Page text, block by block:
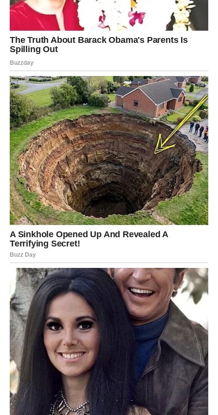
održavanju zdravlja očiju, kože i sluzokože.
Dunja je takođe izvor vlakana koja pomažu u regulaciji
varenja, što se pokazalo posebno korisnim za osobe koje pate
od zatvora.
Uključivanje dunje u ishranu može pomoći u održavanju
zdrave probave i promovisanju uravnotežene crevne flore.
Dobro poznata osobina dunje je njeno blago, prirodno
antiseptičko svojstvo. Kada se priprema kao čajevi, džemovi ili
sokovi, dunja može ublažiti iritaciju grla i smanjiti kašalj. Ova
karakteristika čini dunju posebno korisnom tokom hladnijih
meseci, kada su prehlade i respiratorne infekcije češće.
Važno je napomenuti da je dunja bogata antioksidansima, koji
mogu pomoći u ublažavanju oksidativnog stresa u telu. Ovaj
oksidativni stres je faktor koji doprinosi nastanku nekoliko
hroničnih bolesti, uključujući kardiovaskularne bolesti,
dijabetes i određene vrste raka. Sa svojim antioksidativnim
karakteristikama, dunja igra ulogu u borbi protiv ovih štetnih
uticaja.
Dunja pozitivno doprinosi kardiovaskularnom zdravlju
pomažući u smanjenju nivoa štetnog holesterola i
poboljšavajući cirkulaciju. Ovaj efekat se uglavnom pripisuje
pektinu, supstanci prisutnoj u dunji, koja je ključna za
snižavanje koncentracije LDL (lošeg) holesterola u krvotoku,
čime se smanjuje verovatnoća srčanih oboljenja.
Koji je postupak za proizvodnju soka od dunje? Sok od dunje
služi kao odlično sredstvo za ostvarivanje njegovih brojnih
zdravstvenih prednosti. Metod pripreme je jednostavan, dajući
rezultate koji su i osvežavajući i hranljivi. U nastavku su
navedeni koraci za pravljenje domaćeg soka od dunje: